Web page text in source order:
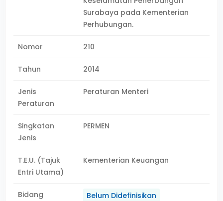
Surabaya pada Kementerian
Perhubungan.
Nomor 210
Tahun 2014
Jenis
Peraturan
Peraturan Menteri
Singkatan
Jenis
PERMEN
T.E.U. (Tajuk
Entri Utama)
Kementerian Keuangan
Bidang Belum Didefinisikan